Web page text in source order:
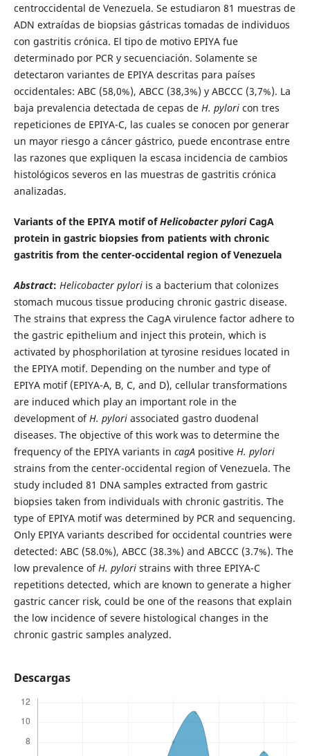
centroccidental de Venezuela. Se estudiaron 81 muestras de
ADN extraídas de biopsias gástricas tomadas de individuos
con gastritis crónica. El tipo de motivo EPIYA fue
determinado por PCR y secuenciación. Solamente se
detectaron variantes de EPIYA descritas para países
occidentales: ABC (58,0%), ABCC (38,3%) y ABCCC (3,7%). La
baja prevalencia detectada de cepas de H. pylori con tres
repeticiones de EPIYA-C, las cuales se conocen por generar
un mayor riesgo a cáncer gástrico, puede encontrase entre
las razones que expliquen la escasa incidencia de cambios
histológicos severos en las muestras de gastritis crónica
analizadas.
Variants of the EPIYA motif ofHelicobacter pyloriCagA
protein in gastric biopsies from patients with chronic
gastritis from the center-occidental region of Venezuela
Abstract: Helicobacter pylori is a bacterium that colonizes
stomach mucous tissue producing chronic gastric disease.
The strains that express the CagA virulence factor adhere to
the gastric epithelium and inject this protein, which is
activated by phosphorilation at tyrosine residues located in
the EPIYA motif. Depending on the number and type of
EPIYA motif (EPIYA-A, B, C, and D), cellular transformations
are induced which play an important role in the
development ofH. pylori associated gastro duodenal
diseases. The objective of this work was to determine the
frequency of the EPIYA variants in cagA positive H. pylori
strains from the center-occidental region of Venezuela. The
study included 81 DNA samples extracted from gastric
biopsies taken from individuals with chronic gastritis. The
type of EPIYA motif was determined by PCR and sequencing.
Only EPIYA variants described for occidental countries were
detected: ABC (58.0%), ABCC (38.3%) and ABCCC (3.7%). The
low prevalence ofH. pylori strains with three EPIYA-C
repetitions detected, which are known to generate a higher
gastric cancer risk, could be one of the reasons that explain
the low incidence of severe histological changes in the
chronic gastric samples analyzed.
Descargas